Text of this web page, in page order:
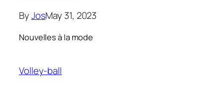
ByJosMay 31, 2023
Nouvelles à la mode
Volley-ball